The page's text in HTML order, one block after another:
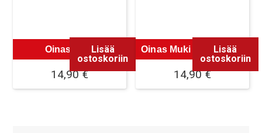
Oinas Muki
14,90€
Lisää
ostoskoriin
Oinas Muki Savolainen
14,90€
Lisää
ostoskoriin